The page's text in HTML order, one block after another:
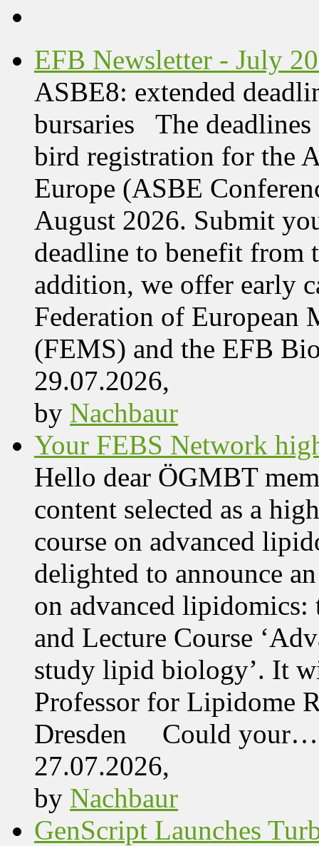
EFB Newsletter - July
ASBE8: extended
bursaries The deadlines
bird registration for the
Europe (ASBE
August 2026. Submit
deadline to benefit from
addition, we offer early
Federation of European
(FEMS) and the EFB
29.07.2026,
by Nachbaur
Your FEBS Network
Hello dear ÖGMBT
content selected as a
course on advanced
delighted to announce
on advanced
and Lecture Course
study lipid biology’. It
Professor for Lipidome
Dresden Could your…
27.07.2026,
by Nachbaur
GenScript Launches